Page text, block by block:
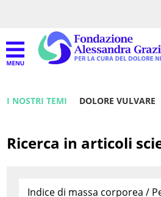
I NOSTRI TEMI DOLORE VULVARE
Ricerca in articoli